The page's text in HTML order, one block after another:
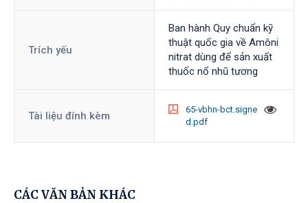
Trích yếu
Ban hành Quy chuẩn kỹ
thuật quốc gia về Amôni
nitrat dùng để sản xuất
thuốc nổ nhũ tương
Tài liệu đính kèm
65-vbhn-bct.signe
d.pdf
CÁC VĂN BẢN KHÁC